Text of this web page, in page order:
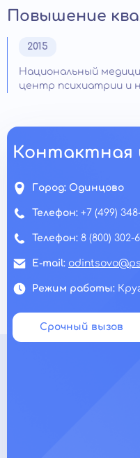
Повышение
2015
Национальный
центр психиатрии и
Контактная
Город: Одинцово
Телефон: +7 (499)
Телефон: 8 (800) 302-
E-mail:
Режим работы:
Срочный вызов